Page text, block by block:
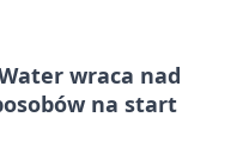
wraca nad
na start